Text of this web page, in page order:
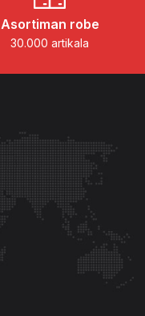
Asortiman robe
30.000 artikala